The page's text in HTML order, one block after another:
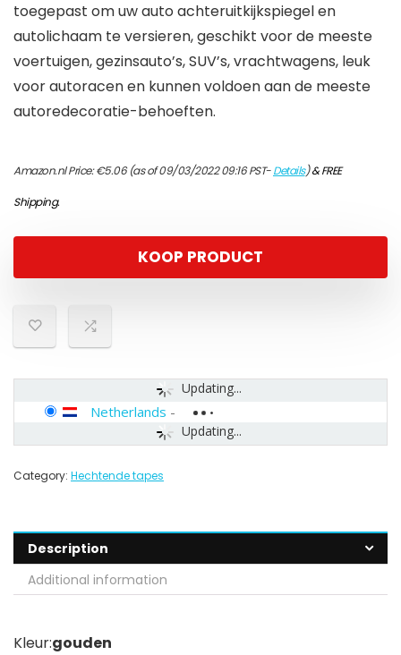
toegepast om uw auto achteruitkijkspiegel en
autolichaam te versieren, geschikt voor de meeste
voertuigen, gezinsauto’s, SUV’s, vrachtwagens, leuk
voor autoracen en kunnen voldoen aan de meeste
autoredecoratie-behoeften.
Amazon.nl Price:€5.06(as of 09/03/2022 09:16 PST-Details)&FREE
Shipping.
KOOP PRODUCT
Updating...
Updating...
Netherlands -
Category: Hechtende tapes
Description
Additional information
Kleur:gouden